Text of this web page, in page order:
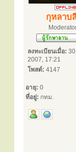
กุหลาบ
ลงทะเบียนเมื่อ:
2007, 17:21
โพสต์: 4147
อายุ: 0
ที่อยู่: กทม.